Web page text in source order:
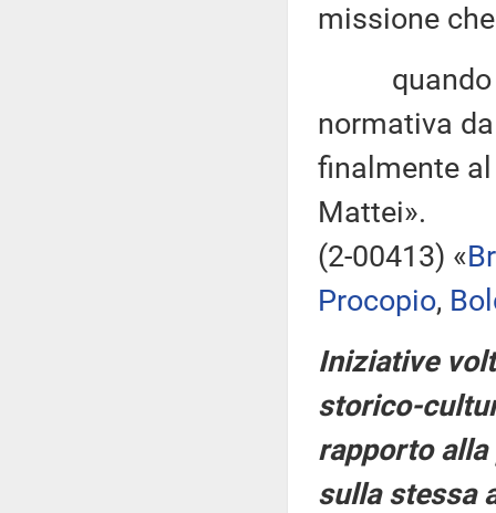
missione
quando il
normativa
finalmente
Mattei».
(2-00413) «
Procopio,
Iniziative
storico-
rapporto
sulla stessa